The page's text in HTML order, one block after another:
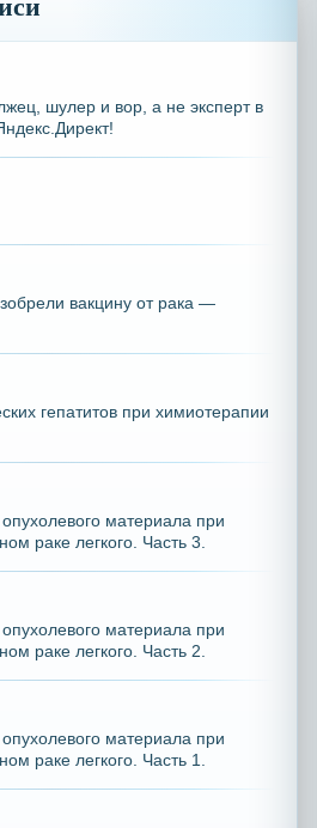
шулер и вор, а не эксперт в
вакцину от рака —
гепатитов при химиотерапии
материала при
раке легкого. Часть 3.
материала при
раке легкого. Часть 2.
материала при
раке легкого. Часть 1.